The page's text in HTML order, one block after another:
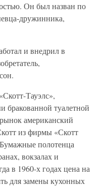
Он был назван по
дружинника,
и внедрил в
«Скотт-Тауэлс»,
бракованной туалетной
американский
из фирмы «Скотт
полотенца
вокзалах и
в 1960-х годах цена на
для замены кухонных